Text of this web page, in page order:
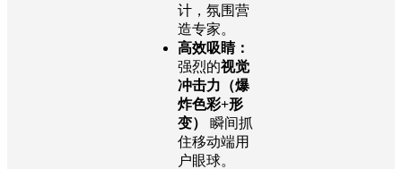
计，氛围营
造专家。
高效吸睛：
强烈的视觉
冲击力（爆
炸色彩+形
变）
瞬间抓
住移动端用
户眼球。